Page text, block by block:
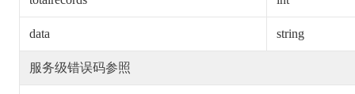
data string
服务级错误码参照